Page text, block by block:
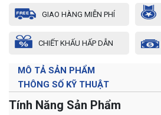
GIAO HÀNG MIỄN PHÍ
CHIẾT KHẤU HẤP DẪN
MÔ TẢ SẢN PHẨM
THÔNG SỐ KỸ THUẬT
Tính Năng Sản Phẩm